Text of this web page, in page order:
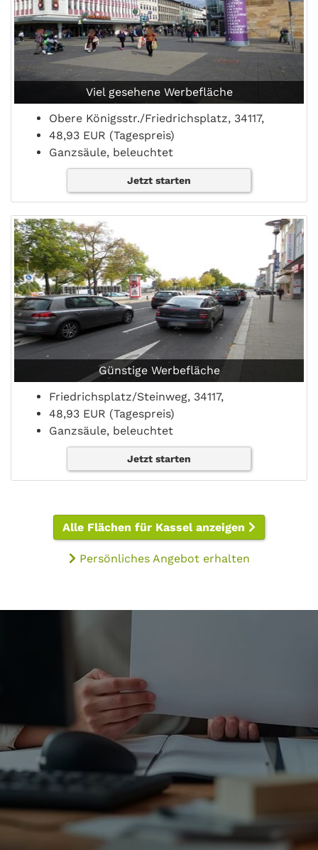
Viel gesehene Werbefläche
Obere Königsstr./Friedrichsplatz, 34117,
48,93 EUR (Tagespreis)
Ganzsäule, beleuchtet
Jetzt starten
Günstige Werbefläche
Friedrichsplatz/Steinweg, 34117,
48,93 EUR (Tagespreis)
Ganzsäule, beleuchtet
Jetzt starten
Alle Flächen für Kassel anzeigen
Persönliches Angebot erhalten